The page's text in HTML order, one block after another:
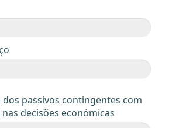
passivos contingentes com
decisões económicas